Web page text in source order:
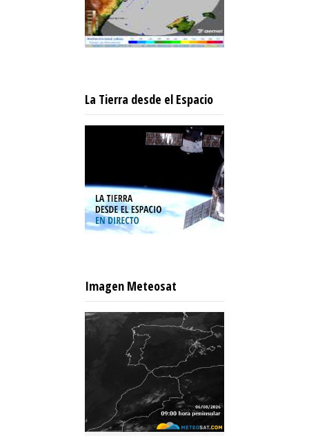
La Tierra desde el Espacio
Imagen Meteosat